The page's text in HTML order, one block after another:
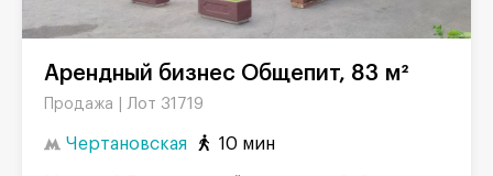
Арендный бизнес Общепит, 83 м²
Продажа | Лот 31719
Чертановская 10 мин